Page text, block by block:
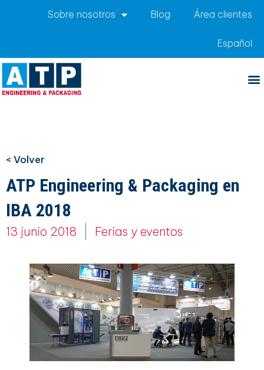
Sobre nosotros Blog Área clientes
Español
< Volver
ATP Engineering & Packaging en
IBA 2018
13 junio 2018 Ferias y eventos